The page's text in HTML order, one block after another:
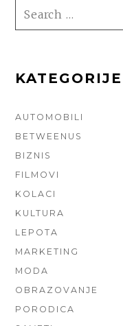
SEARCH
FOR:
KATEGORIJE
AUTOMOBILI
BETWEENUS
BIZNIS
FILMOVI
KOLACI
KULTURA
LEPOTA
MARKETING
MODA
OBRAZOVANJE
PORODICA